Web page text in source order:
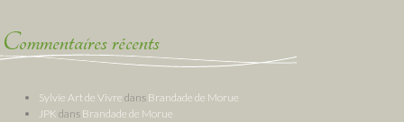
Commentaires récents
Sylvie Art de Vivre dans Brandade de Morue
JPK dans Brandade de Morue